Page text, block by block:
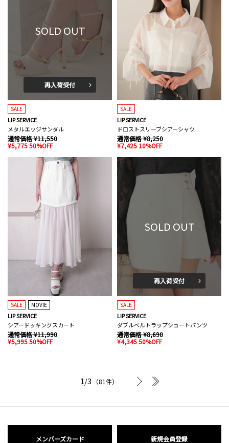
SOLD OUT
再入荷受付
SALE
LIP SERVICE
メタルエッジサンダル
通常価格 ¥11,550
¥5,775 50%OFF
SALE
LIP SERVICE
ドロストスリーブシアーシャツ
通常価格 ¥8,250
¥7,425 10%OFF
SALE MOVIE
LIP SERVICE
シアードッキングスカート
通常価格 ¥11,990
¥5,995 50%OFF
SOLD OUT
再入荷受付
SALE
LIP SERVICE
ダブルベルトラップショートパンツ
通常価格 ¥8,690
¥4,345 50%OFF
1/3 （81件）
次へ
メンバーズカード 新規会員登録